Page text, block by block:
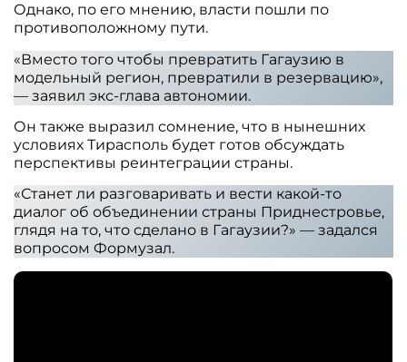
Однако, по его мнению, власти пошли по
противоположному пути.
«Вместо того чтобы превратить Гагаузию в
модельный регион, превратили в резервацию»,
— заявил экс-глава автономии.
Он также выразил сомнение, что в нынешних
условиях Тирасполь будет готов обсуждать
перспективы реинтеграции страны.
«Станет ли разговаривать и вести какой-то
диалог об объединении страны Приднестровье,
глядя на то, что сделано в Гагаузии?» — задался
вопросом Формузал.